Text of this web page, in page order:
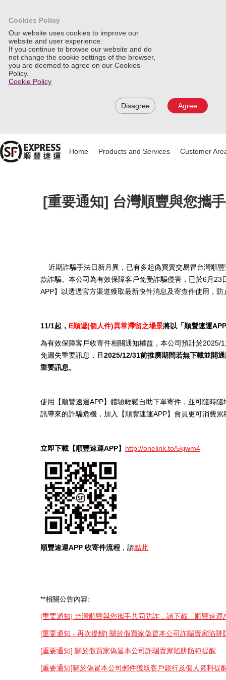
Cookies Policy
Our website uses cookies to improve our
website and user experience.
If you continue to browse our website and do
not change the cookie settings of the browser,
you are deemed to agree on our Cookies
Policy.
Cookie Policy
Disagree Agree
Home Products and Services Customer
[重要通知] 台灣順豐與您攜
近期詐騙手法日新月異，已有多起偽買賣交易冒台灣順
款詐騙。本公司為有效保障客戶免受詐騙侵害，已於6月 23
APP】以透過官方渠道獲取最新快件消息及寄查件使用，
11/1起， E順遞(個人件)異常滯留之場景將以「順豐速運
為有效保障客戶收寄件相關通知權益，本公司預計於2025/
免漏失重要訊息，且 2025/12/31前推廣期間若無下載並開
重要訊息。
使用【順豐速運APP】體驗輕鬆自助下單寄件，並可隨時
訊帶來的詐騙危機，加入【順豐速運APP】會員更可消費
立即下載【順豐速運APP】 http://onelink.to/5kjwm4
順豐速運APP 收寄件流程 ，請點此
**相關公告內容:
[重要通知] 台灣順豐與您攜手共同防詐，請下載「順豐速
[重要通知 - 再次提醒] 關於假買家偽冒本公司詐騙賣家陷阱
[重要通知] 關於假買家偽冒本公司詐騙賣家陷阱防範提醒
[重要通知]關於偽冒本公司郵件獲取客戶銀行及個人資料提